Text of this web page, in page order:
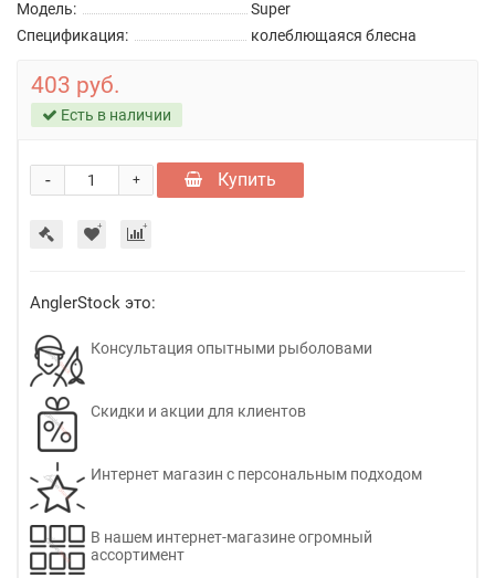
Модель:
Super
Спецификация:
колеблющаяся блесна
403 руб.
Есть в наличии
+
- Купить
AnglerStock это:
Консультация опытными рыболовами
Скидки и акции для клиентов
Интернет магазин с персональным подходом
В нашем интернет-магазине огромный
ассортимент